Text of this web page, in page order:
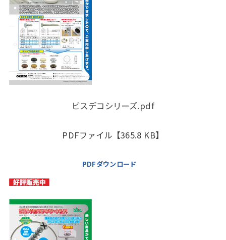
ビスデコシリーズ.pdf
PDFファイル【365.8 KB】
PDFダウンロード